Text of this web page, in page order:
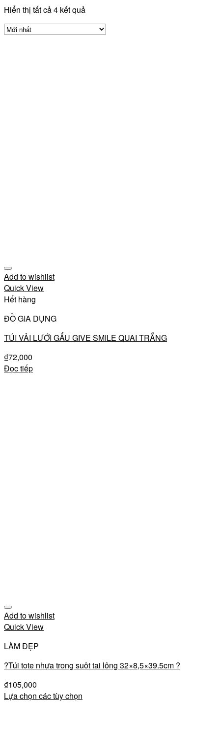
Hiển thị tất cả 4 kết quả
Add to wishlist
Quick View
Hết hàng
ĐỒ GIA DỤNG
TÚI VẢI LƯỚI GẤU GIVE SMILE QUAI TRẮNG
₫72,000
Đọc tiếp
Add to wishlist
Quick View
LÀM ĐẸP
?Túi tote nhựa trong suôt tai lông 32×8,5×39.5cm ?
₫105,000
Lựa chọn các tùy chọn